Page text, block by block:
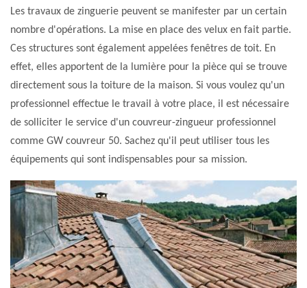
Les travaux de zinguerie peuvent se manifester par un certain
nombre d'opérations. La mise en place des velux en fait partie.
Ces structures sont également appelées fenêtres de toit. En
effet, elles apportent de la lumière pour la pièce qui se trouve
directement sous la toiture de la maison. Si vous voulez qu'un
professionnel effectue le travail à votre place, il est nécessaire
de solliciter le service d'un couvreur-zingueur professionnel
comme GW couvreur 50. Sachez qu'il peut utiliser tous les
équipements qui sont indispensables pour sa mission.